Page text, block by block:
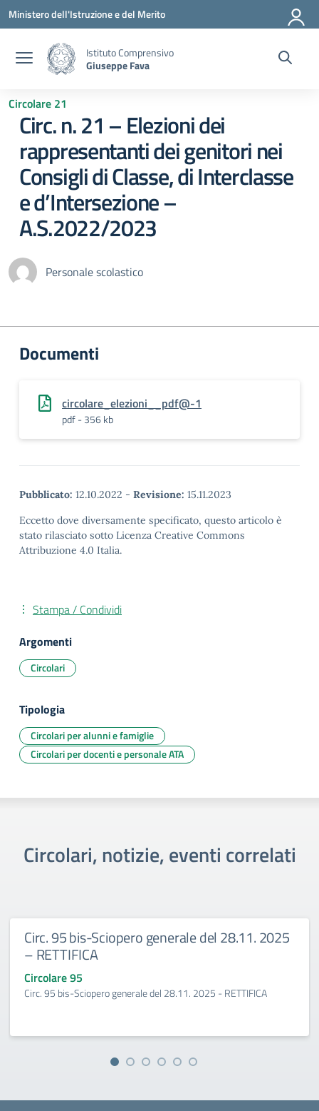
Vai ai contenuti
Vai al menu di navigazione
Vai al footer
Ministero dell'Istruzione e del Merito
Istituto Comprensivo
Giuseppe Fava
Circolare 21
Circ. n. 21 – Elezioni dei
rappresentanti dei genitori nei
Consigli di Classe, di Interclasse
e d’Intersezione –
A.S.2022/2023
Personale scolastico
Documenti
circolare_elezioni__pdf@-1
pdf - 356 kb
Pubblicato: 12.10.2022 - Revisione: 15.11.2023
Eccetto dove diversamente specificato, questo articolo è
stato rilasciato sotto Licenza Creative Commons
Attribuzione 4.0 Italia.
Stampa / Condividi
Argomenti
Circolari
Tipologia
Circolari per alunni e famiglie
Circolari per docenti e personale ATA
Circolari, notizie, eventi correlati
Circ. 95 bis-Sciopero generale del 28.11. 2025
– RETTIFICA
Circolare 95
Circ. 95 bis-Sciopero generale del 28.11. 2025 - RETTIFICA